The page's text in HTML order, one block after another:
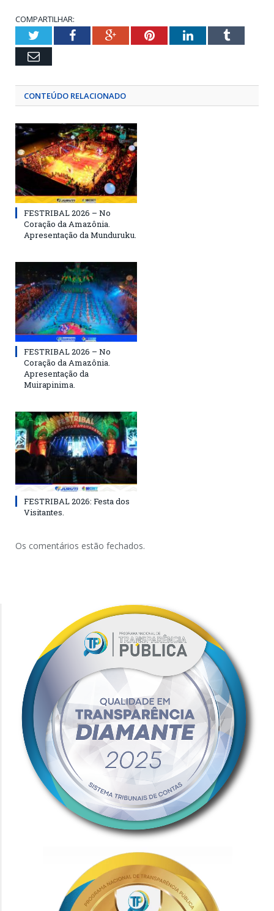
COMPARTILHAR:
TwitterFacebookGoogle+PinterestLinkedInTumblr
Email
CONTEÚDO RELACIONADO
FESTRIBAL 2026 – No
Coração da Amazônia.
Apresentação da Munduruku.
FESTRIBAL 2026 – No
Coração da Amazônia.
Apresentação da
Muirapinima.
FESTRIBAL 2026: Festa dos
Visitantes.
Os comentários estão fechados.